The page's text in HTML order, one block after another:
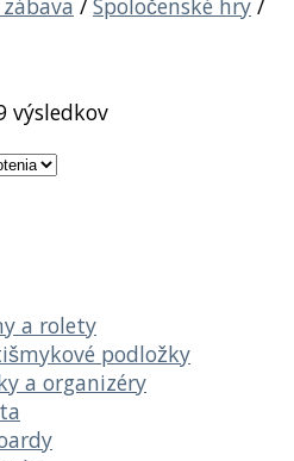
výsledkov
a rolety
podložky
a organizéry